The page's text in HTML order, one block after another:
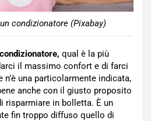
condizionatore (Pixabay)
qual è la più
il massimo confort e di farci
n’è una particolarmente indicata,
anche con il giusto proposito
risparmiare in bolletta. È un
fin troppo diffuso quello di